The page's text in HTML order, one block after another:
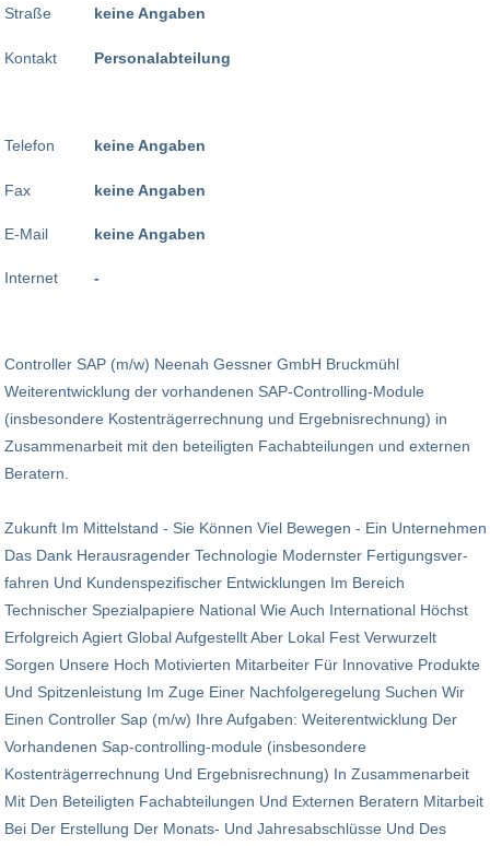
Straße
Kontakt
Telefon
Fax
E-Mail
Internet
keine Angaben
Personalabteilung
keine Angaben
keine Angaben
keine Angaben
-
Controller SAP (m/w) Neenah Gessner GmbH Bruckmühl
Weiterentwicklung der vorhandenen SAP-Controlling-Module
(insbesondere Kostenträgerrechnung und Ergebnis­rechnung) in
Zusammenarbeit mit den beteiligten Fachabteilungen und externen
Beratern.
Zukunft Im Mittelstand - Sie Können Viel Bewegen - Ein Unternehmen
Das Dank Herausragender Technologie Modernster Ferti­gungs­ver­
fahren Und Kundenspezifischer Entwicklungen Im Bereich
Technischer Spezialpapiere National Wie Auch International Höchst
Erfolgreich Agiert Global Aufgestellt Aber Lokal Fest Verwurzelt
Sorgen Unsere Hoch Motivierten Mitarbeiter Für Innovative Produkte
Und Spitzenleistung Im Zuge Einer Nachfolgeregelung Suchen Wir
Einen Controller Sap (m/w) Ihre Aufgaben: Weiterentwicklung Der
Vorhandenen Sap-controlling-module (insbesondere
Kostenträgerrechnung Und Ergebnis­rechnung) In Zusammenarbeit
Mit Den Beteiligten Fachabteilungen Und Externen Beratern Mitarbeit
Bei Der Erstellung Der Monats- Und Jahresabschlüsse Und Des